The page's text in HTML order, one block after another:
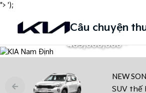
"> ');
Câu chuyện
Chỉ từ
469,000,000
NEW
SUV thế